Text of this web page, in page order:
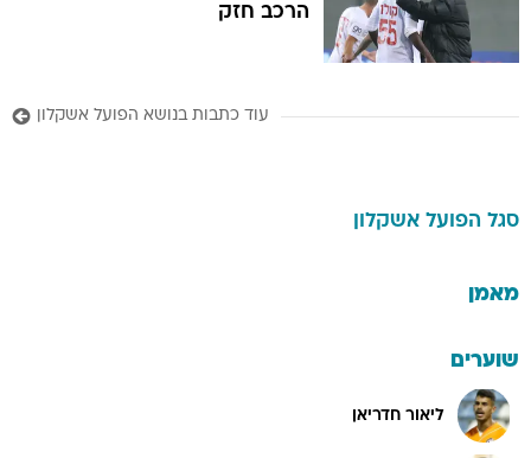
הרכב חזק
עוד כתבות בנושא הפועל אשקלון
סגל הפועל אשקלון
מאמן
שוערים
ליאור חדריאן